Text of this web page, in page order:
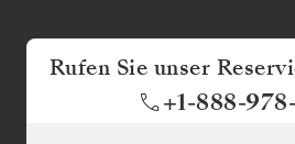
Rufen Sie unser
+1-888-